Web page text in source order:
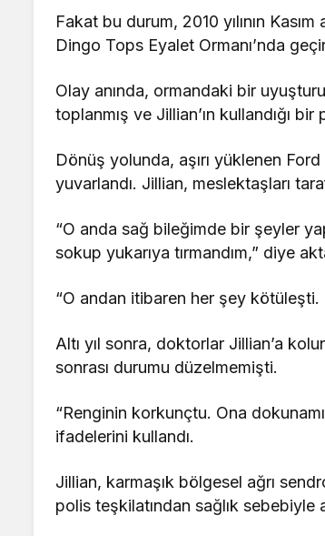
Fakat bu durum, 2010 yılının
Dingo Tops Eyalet Ormanı’nda
Olay anında, ormandaki bir
toplanmış ve Jillian’ın kullandığı
Dönüş yolunda, aşırı yüklenen
yuvarlandı. Jillian, meslektaşları
“O anda sağ bileğimde bir şeyler
sokup yukarıya tırmandım,” diye
“O andan itibaren her şey
Altı yıl sonra, doktorlar Jillian’a
sonrası durumu düzelmemişti.
“Renginin korkunçtu. Ona
ifadelerini kullandı.
Jillian, karmaşık bölgesel ağrı
polis teşkilatından sağlık sebebiyle